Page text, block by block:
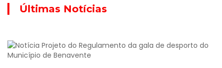
Últimas Notícias